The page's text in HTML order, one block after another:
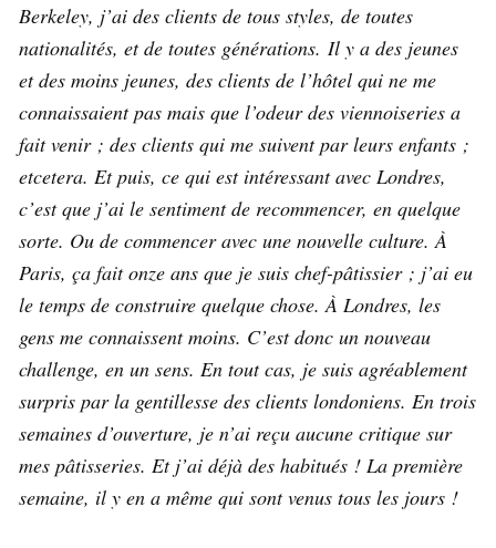
Berkeley, j’ai des clients de tous styles, de toutes
nationalités, et de toutes générations. Il y a des jeunes
et des moins jeunes, des clients de l’hôtel qui ne me
connaissaient pas mais que l’odeur des viennoiseries a
fait venir ; des clients qui me suivent par leurs enfants ;
etcetera. Et puis, ce qui est intéressant avec Londres,
c’est que j’ai le sentiment de recommencer, en quelque
sorte. Ou de commencer avec une nouvelle culture. À
Paris, ça fait onze ans que je suis chef-pâtissier ; j’ai eu
le temps de construire quelque chose. À Londres, les
gens me connaissent moins. C’est donc un nouveau
challenge, en un sens. En tout cas, je suis agréablement
surpris par la gentillesse des clients londoniens. En trois
semaines d’ouverture, je n’ai reçu aucune critique sur
mes pâtisseries. Et j’ai déjà des habitués ! La première
semaine, il y en a même qui sont venus tous les jours !